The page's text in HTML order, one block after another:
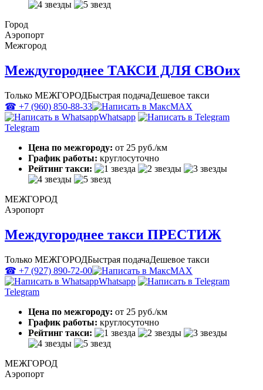
Город
Аэропорт
Межгород
Междугороднее ТАКСИ ДЛЯ СВОих
Только МЕЖГОРОДБыстрая подачаДешевое такси
☎ +7 (960) 850-88-33
MAX
Whatsapp
Telegram
Цена по межгороду: от 25 руб./км
График работы: круглосуточно
Рейтинг такси:
МЕЖГОРОД
Аэропорт
Междугороднее такси ПРЕСТИЖ
Только МЕЖГОРОДБыстрая подачаДешевое такси
☎ +7 (927) 890-72-00
MAX
Whatsapp
Telegram
Цена по межгороду: от 25 руб./км
График работы: круглосуточно
Рейтинг такси:
МЕЖГОРОД
Аэропорт